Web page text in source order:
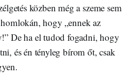
közben még a szeme sem
hogy „ennek az
De ha el tudod fogadni, hogy
és én tényleg bírom őt, csak